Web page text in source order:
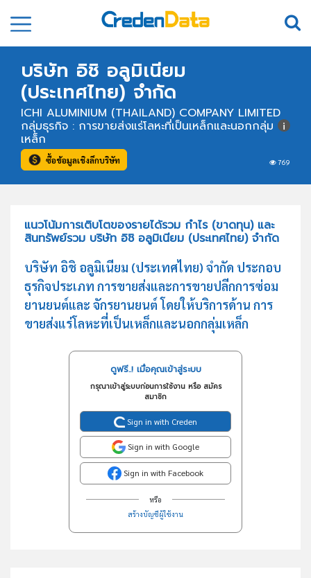
บริษัท อิชิ อลูมิเนียม
(ประเทศไทย) จำกัด
ICHI ALUMINIUM (THAILAND) COMPANY LIMITED
769
กลุ่มธุรกิจ : การขายส่งแร่โลหะที่เป็นเหล็กและนอกกลุ่ม
เหล็ก
ซื้อข้อมูลเชิงลึกบริษัท
แนวโน้มการเติบโตของรายได้รวม กำไร (ขาดทุน) และ
สินทรัพย์รวม บริษัท อิชิ อลูมิเนียม (ประเทศไทย) จำกัด
บริษัท อิชิ อลูมิเนียม (ประเทศไทย) จำกัด ประกอบ
ธุรกิจประเภท การขายส่งและการขายปลีกการซ่อม
ยานยนต์และ จักรยานยนต์ โดยให้บริการด้าน การ
ขายส่งแร่โลหะที่เป็นเหล็กและนอกกลุ่มเหล็ก
ดูฟรี..! เมื่อคุณเข้าสู่ระบบ
กรุณาเข้าสู่ระบบก่อนการใช้งาน หรือ สมัคร
สมาชิก
Sign in with Creden
Sign in with Google
Sign in with Facebook
หรือ
สร้างบัญชีผู้ใช้งาน